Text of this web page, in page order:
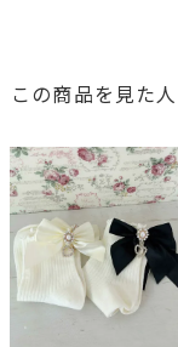
この商品を見た